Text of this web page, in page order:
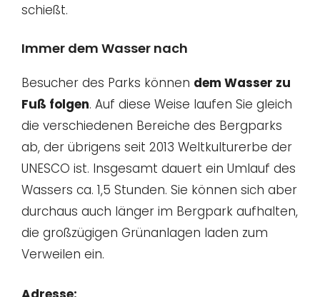
schießt.
Immer dem Wasser nach
Besucher des Parks können dem Wasser zu
Fuß folgen. Auf diese Weise laufen Sie gleich
die verschiedenen Bereiche des Bergparks
ab, der übrigens seit 2013 Weltkulturerbe der
UNESCO ist. Insgesamt dauert ein Umlauf des
Wassers ca. 1,5 Stunden. Sie können sich aber
durchaus auch länger im Bergpark aufhalten,
die großzügigen Grünanlagen laden zum
Verweilen ein.